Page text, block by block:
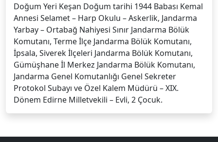
Doğum Yeri Keşan Doğum tarihi 1944 Babası Kemal
Annesi Selamet – Harp Okulu – Askerlik, Jandarma
Yarbay – Ortabağ Nahiyesi Sınır Jandarma Bölük
Komutanı, Terme İlçe Jandarma Bölük Komutanı,
İpsala, Siverek İlçeleri Jandarma Bölük Komutanı,
Gümüşhane İl Merkez Jandarma Bölük Komutanı,
Jandarma Genel Komutanlığı Genel Sekreter
Protokol Subayı ve Özel Kalem Müdürü – XIX.
Dönem Edirne Milletvekili – Evli, 2 Çocuk.